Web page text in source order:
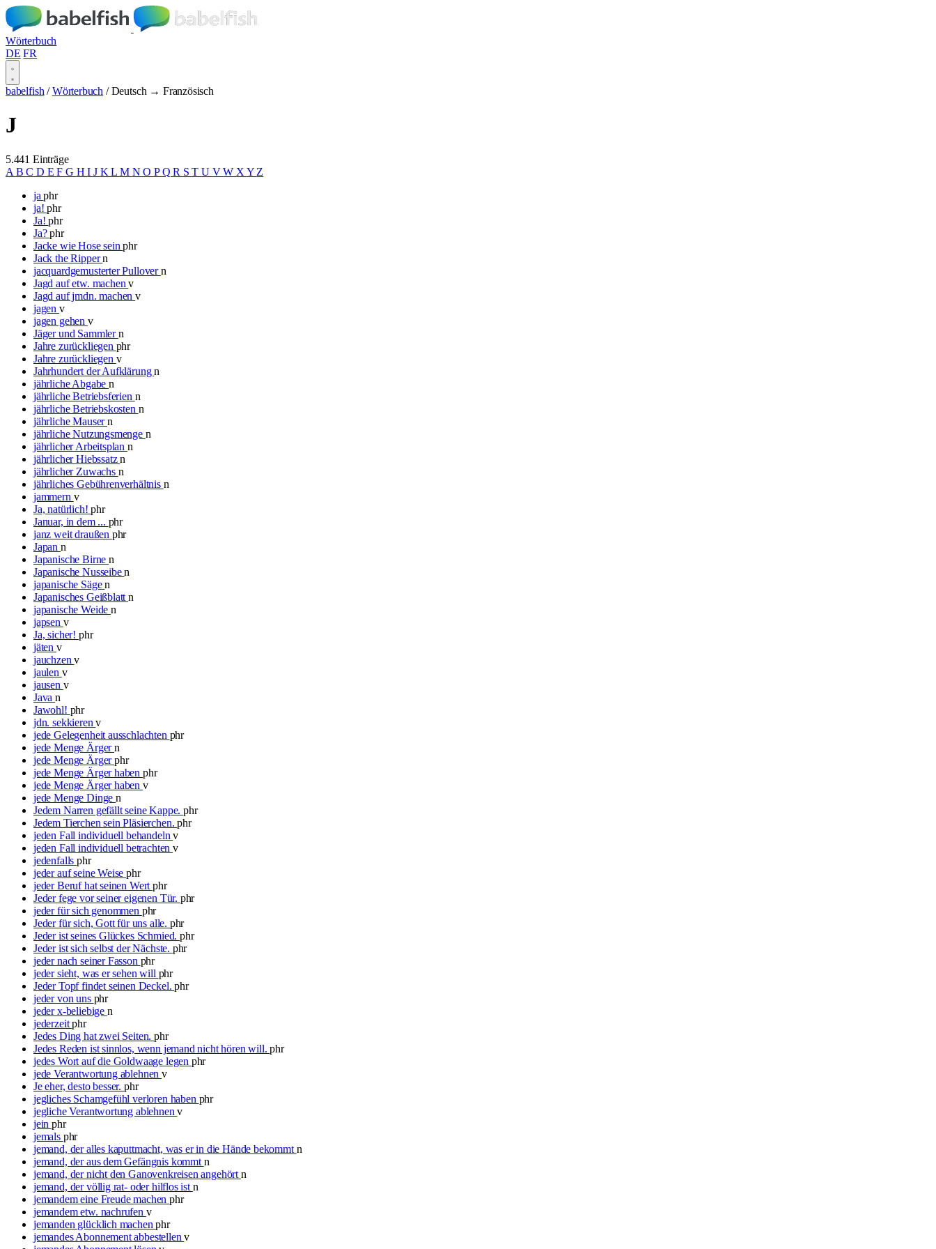
Wörterbuch
DE FR
babelfish / Wörterbuch / Deutsch → Französisch
J
5.441 Einträge
A BC D EF G HI J KL M NO PQR STU VW X Y Z
japhr
ja!phr
Ja!phr
Ja?phr
Jacke wie Hose seinphr
Jack the Rippern
jacquardgemusterter Pullovern
Jagd auf etw. machenv
Jagd auf jmdn. machenv
jagen v
jagen gehen v
Jäger und Sammlern
Jahre zurückliegen phr
Jahre zurückliegen v
Jahrhundert der Aufklärungn
jährliche Abgaben
jährliche Betriebsferien n
jährliche Betriebskosten n
jährliche Mausern
jährliche Nutzungsmenge n
jährlicher Arbeitsplan n
jährlicher Hiebssatzn
jährlicher Zuwachs n
jährliches Gebührenverhältnis n
jammern v
Ja, natürlich!phr
Januar, in dem ... phr
janz weit draußen phr
Japan n
Japanische Birnen
Japanische Nusseiben
japanische Sägen
Japanisches Geißblattn
japanische Weiden
japsen v
Ja, sicher! phr
jäten v
jauchzenv
jaulen v
jausen v
Javan
Jawohl! phr
jdn. sekkierenv
jede Gelegenheit ausschlachten phr
jede Menge Ärgern
jede Menge Ärgerphr
jede Menge Ärger haben phr
jede Menge Ärger haben v
jede Menge Dingen
Jedem Narren gefällt seine Kappe.phr
Jedem Tierchen sein Pläsierchen.phr
jeden Fall individuell behandelnv
jeden Fall individuell betrachtenv
jedenfallsphr
jeder auf seine Weisephr
jeder Beruf hat seinen Wertphr
Jeder fege vor seiner eigenen Tür. phr
jeder für sich genommen phr
Jeder für sich, Gott für uns alle. phr
Jeder ist seines Glückes Schmied.phr
Jeder ist sich selbst der Nächste. phr
jeder nach seiner Fasson phr
jeder sieht, was er sehen will phr
Jeder Topf findet seinen Deckel.phr
jeder von uns phr
jeder x-beliebige n
jederzeitphr
Jedes Ding hat zwei Seiten.phr
Jedes Reden ist sinnlos, wenn jemand nicht hören will.phr
jedes Wort auf die Goldwaage legen phr
jede Verantwortung ablehnenv
Je eher, desto besser. phr
jegliches Schamgefühl verloren haben phr
jegliche Verantwortung ablehnenv
jeinphr
jemals phr
jemand, der alles kaputtmacht, was er in die Hände bekommt n
jemand, der aus dem Gefängnis kommt n
jemand, der nicht den Ganovenkreisen angehört n
jemand, der völlig rat- oder hilflos ist n
jemandem eine Freude machenphr
jemandem etw. nachrufen v
jemanden glücklich machenphr
jemandes Abonnement abbestellenv